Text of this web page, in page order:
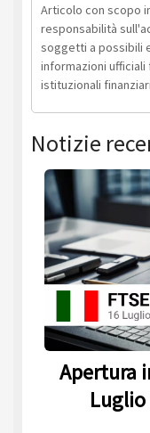
Articolo con scopo
responsabilità
soggetti a possibili
informazioni
istituzionali
Notizie
Apertura
Luglio